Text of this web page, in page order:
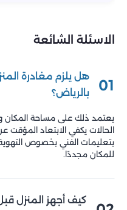
الاسئلة الشائعة
01
هل يلزم مغادرة
بالرياض؟
يعتمد ذلك على مساحة المكان
الحالات يكفي الابتعاد المؤقت عن
بتعليمات الفني بخصوص
للمكان مجددًا.
كيف أجهز المنزل